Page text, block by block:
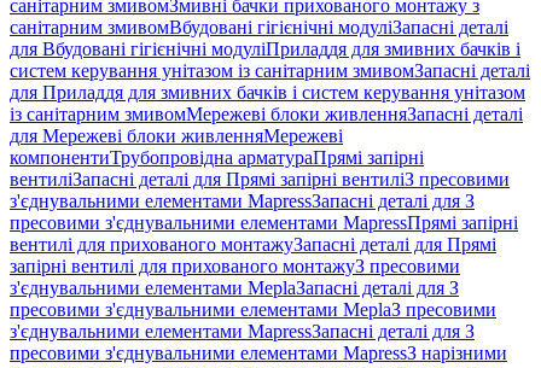
санітарним змивомЗмивні бачки прихованого монтажу з
санітарним змивомВбудовані гігієнічні модуліЗапасні деталі
для Вбудовані гігієнічні модуліПриладдя для змивних бачків і
систем керування унітазом із санітарним змивомЗапасні деталі
для Приладдя для змивних бачків і систем керування унітазом
із санітарним змивомМережеві блоки живленняЗапасні деталі
для Мережеві блоки живленняМережеві
компонентиТрубопровідна арматураПрямі запірні
вентиліЗапасні деталі для Прямі запірні вентиліЗ пресовими
з'єднувальними елементами MapressЗапасні деталі для З
пресовими з'єднувальними елементами MapressПрямі запірні
вентилі для прихованого монтажуЗапасні деталі для Прямі
запірні вентилі для прихованого монтажуЗ пресовими
з'єднувальними елементами MeplaЗапасні деталі для З
пресовими з'єднувальними елементами MeplaЗ пресовими
з'єднувальними елементами MapressЗапасні деталі для З
пресовими з'єднувальними елементами MapressЗ нарізними